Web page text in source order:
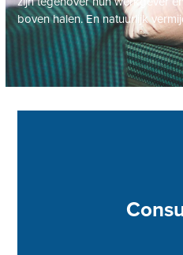
boven halen. En natuurlijk